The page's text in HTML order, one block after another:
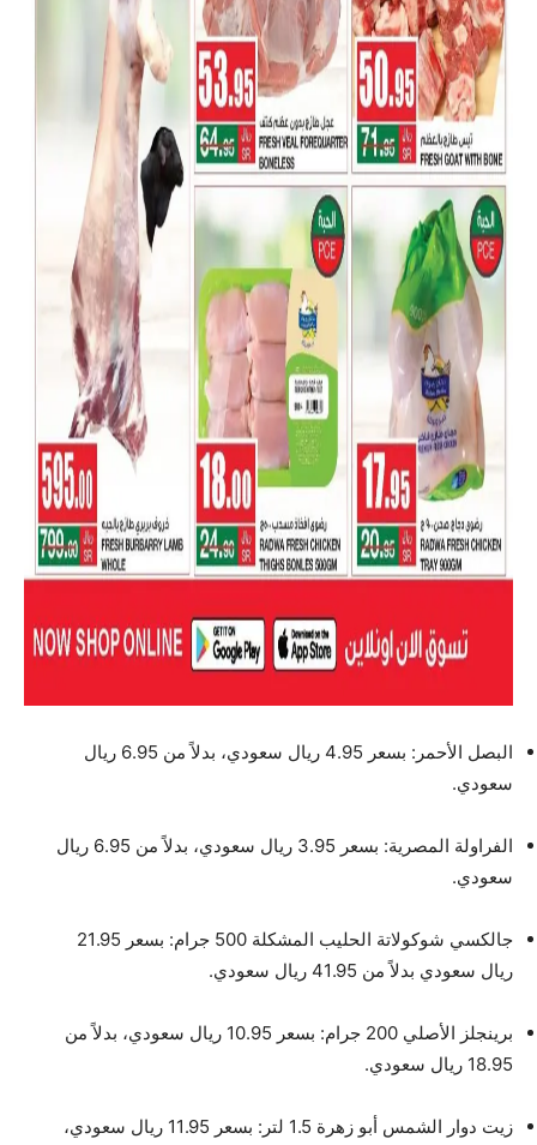
البصل الأحمر: بسعر 4.95 ريال سعودي، بدلاً من 6.95 ريال
سعودي.
الفراولة المصرية: بسعر 3.95 ريال سعودي، بدلاً من 6.95 ريال
سعودي.
جالكسي شوكولاتة الحليب المشكلة 500 جرام: بسعر 21.95
ريال سعودي بدلاً من 41.95 ريال سعودي.
برينجلز الأصلي 200 جرام: بسعر 10.95 ريال سعودي، بدلاً من
18.95 ريال سعودي.
زيت دوار الشمس أبو زهرة 1.5 لتر: بسعر 11.95 ريال سعودي،